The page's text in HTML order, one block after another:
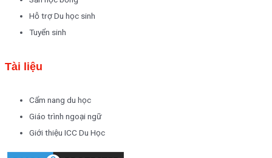
Hỗ trợ Du học sinh
Tuyển sinh
Tài liệu
Cẩm nang du học
Giáo trình ngoại ngữ
Giới thiệu ICC Du Học